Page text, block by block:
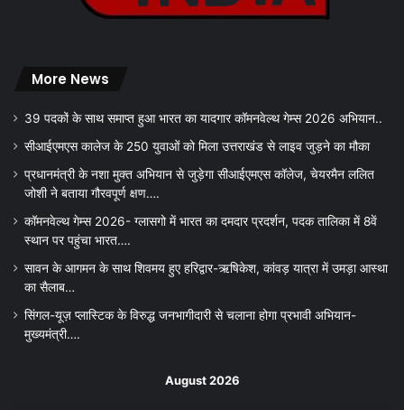
More News
39 पदकों के साथ समाप्त हुआ भारत का यादगार कॉमनवेल्थ गेम्स 2026 अभियान..
सीआईएमएस कालेज के 250 युवाओं को मिला उत्तराखंड से लाइव जुड़ने का मौका
प्रधानमंत्री के नशा मुक्त अभियान से जुड़ेगा सीआईएमएस कॉलेज, चेयरमैन ललित
जोशी ने बताया गौरवपूर्ण क्षण….
कॉमनवेल्थ गेम्स 2026- ग्लासगो में भारत का दमदार प्रदर्शन, पदक तालिका में 8वें
स्थान पर पहुंचा भारत….
सावन के आगमन के साथ शिवमय हुए हरिद्वार-ऋषिकेश, कांवड़ यात्रा में उमड़ा आस्था
का सैलाब…
सिंगल-यूज़ प्लास्टिक के विरुद्ध जनभागीदारी से चलाना होगा प्रभावी अभियान-
मुख्यमंत्री….
August 2026